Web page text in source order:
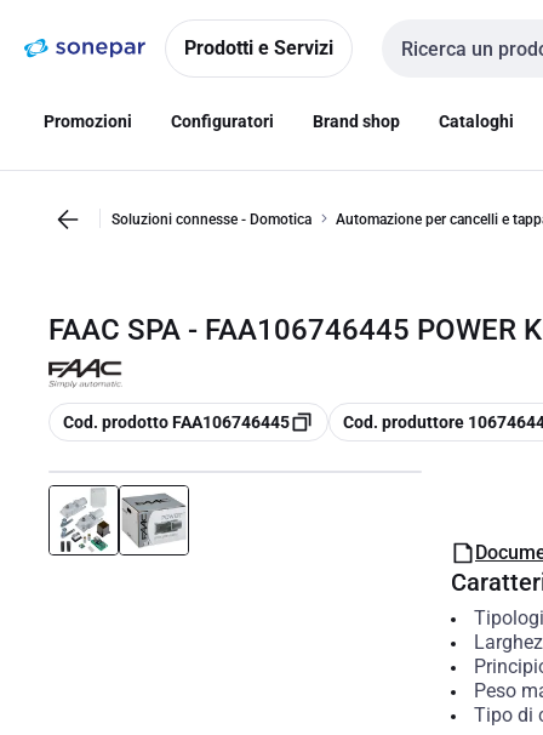
navigazionealla
Prodotti e Servizi
Cerca input
Promozioni Configuratori Brand shop Cataloghi
Soluzioni connesse - Domotica Automazione per cancelli e
FAAC SPA - FAA106746445 POWER
copia
Cod. prodotto FAA106746445 copia
Cod. produttore
Peso
Tipo di